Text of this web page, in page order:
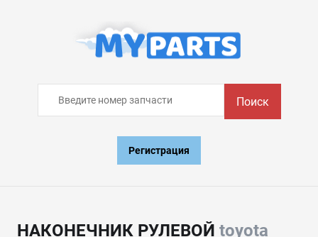
Поиск
Регистрация
НАКОНЕЧНИК РУЛЕВОЙ toyota